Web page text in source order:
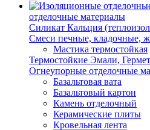
отделочные материалы
Силикат Кальция
Смеси печные, кладочные,
Мастика термостойкая
Термостойкие Эмали,
Огнеупорные отделочные
Базальтовая вата
Базальтовый картон
Камень отделочный
Керамические плиты
Кровельная лента